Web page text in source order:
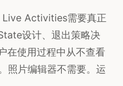
Live Activities需要真正
设计、退出策略决
在使用过程中从不查看
照片编辑器不需要。运